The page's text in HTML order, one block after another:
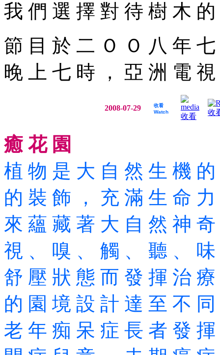
我 們 選 擇 對 待 樹 木
節 目 於 二 Ｏ Ｏ 八 年
晚 上 七 時 ， 亞 洲 電
2008-07-29
收看
Watch
癒 花 園
植 物 是 大 自 然 生 機
的 裝 飾 ， 充 滿 生 命
來 蘊 藏 著 大 自 然 神
視 、 嗅 、 觸 、 聽 、
舒 壓 狀 態 而 發 揮 治
的 園 境 設 計 達 至 不
老 年 痴 呆 症 長 者 發